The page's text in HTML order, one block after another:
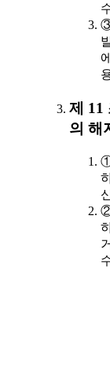
③
제 11
의 해
①
②